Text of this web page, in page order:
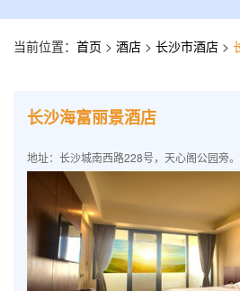
当前位置： 首页 > 酒店 > 长沙市酒店 >
长沙海富丽景酒店
地址：长沙城南西路228号，天心阁公园旁。